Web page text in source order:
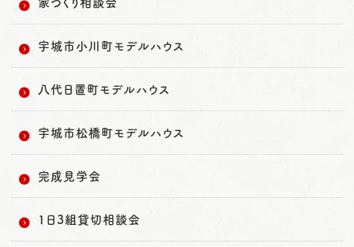
宇城市小川町モデルハウス
八代日置町モデルハウス
宇城市松橋町モデルハウス
完成見学会
1日3組貸切相談会